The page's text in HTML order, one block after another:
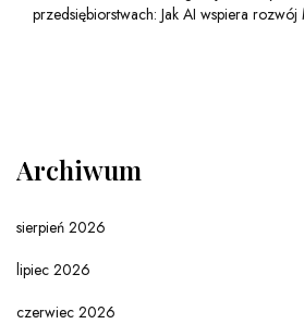
przedsiębiorstwach: Jak AI wspiera
Archiwum
sierpień 2026
lipiec 2026
czerwiec 2026